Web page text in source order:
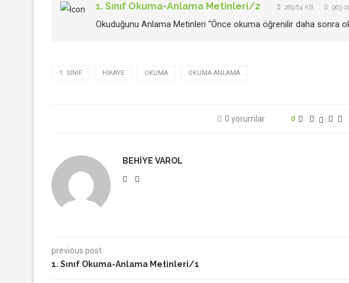
1. Sınıf Okuma-Anlama Metinleri/2 289.64 KB 963
Okuduğunu Anlama Metinleri “Önce okuma öğrenilir daha sonra
1. SINIF HIKAYE OKUMA OKUMA ANLAMA
0 yorumlar 0
BEHIYE VAROL
previous post
1. Sınıf Okuma-Anlama Metinleri/1